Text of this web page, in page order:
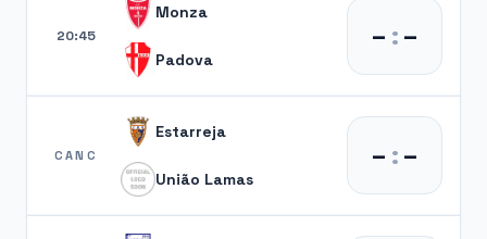
20:45
Monza
Padova
– :–
CANC
Estarreja
União Lamas
– :–